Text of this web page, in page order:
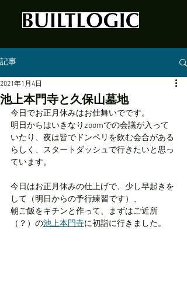
記事
池上本門寺と久保山墓地
2021年1月4日
今日でお正月休みはお仕舞いでです。
明日からはいきなりzoomでの会議が入って
いたり、夜は皆でドンペリを飲む会合がある
らしく、スタートダッシュで行きたいと思っ
ています。
今日はお正月休みの仕上げで、少し早起きを
して（明日からの予行練習です）、
朝ご飯をキチンと作って、まずはご近所
（？）の池上本門寺に初詣に行きました。